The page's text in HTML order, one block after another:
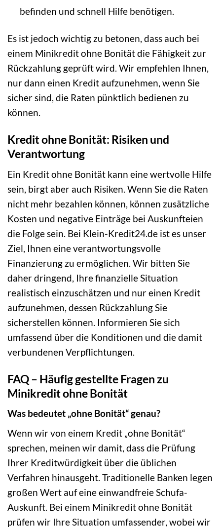
befinden und schnell Hilfe benötigen.
Es ist jedoch wichtig zu betonen, dass auch bei
einem Minikredit ohne Bonität die Fähigkeit zur
Rückzahlung geprüft wird. Wir empfehlen Ihnen,
nur dann einen Kredit aufzunehmen, wenn Sie
sicher sind, die Raten pünktlich bedienen zu
können.
Kredit ohne Bonität: Risiken und
Verantwortung
Ein Kredit ohne Bonität kann eine wertvolle Hilfe
sein, birgt aber auch Risiken. Wenn Sie die Raten
nicht mehr bezahlen können, können zusätzliche
Kosten und negative Einträge bei Auskunfteien
die Folge sein. Bei Klein-Kredit24.de ist es unser
Ziel, Ihnen eine verantwortungsvolle
Finanzierung zu ermöglichen. Wir bitten Sie
daher dringend, Ihre finanzielle Situation
realistisch einzuschätzen und nur einen Kredit
aufzunehmen, dessen Rückzahlung Sie
sicherstellen können. Informieren Sie sich
umfassend über die Konditionen und die damit
verbundenen Verpflichtungen.
FAQ – Häufig gestellte Fragen zu
Minikredit ohne Bonität
Was bedeutet „ohne Bonität“ genau?
Wenn wir von einem Kredit „ohne Bonität“
sprechen, meinen wir damit, dass die Prüfung
Ihrer Kreditwürdigkeit über die üblichen
Verfahren hinausgeht. Traditionelle Banken legen
großen Wert auf eine einwandfreie Schufa-
Auskunft. Bei einem Minikredit ohne Bonität
prüfen wir Ihre Situation umfassender, wobei wir